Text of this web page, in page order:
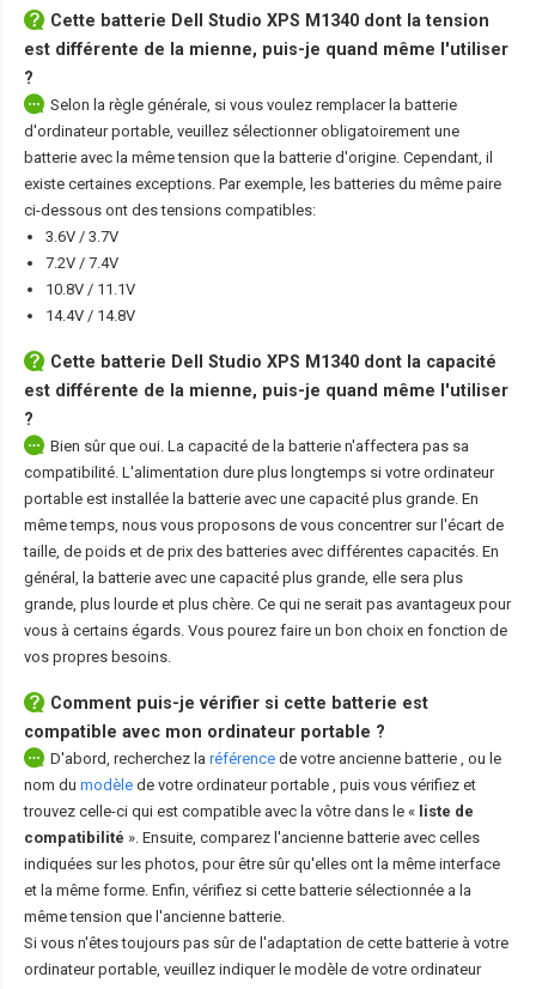
Cette batterie Dell Studio XPS M1340 dont la tension
est différente de la mienne, puis-je quand même l'utiliser
?
Selon la règle générale, si vous voulez remplacer la batterie
d'ordinateur portable, veuillez sélectionner obligatoirement une
batterie avec la même tension que la batterie d'origine. Cependant, il
existe certaines exceptions. Par exemple, les batteries du même paire
ci-dessous ont des tensions compatibles:
3.6V / 3.7V
7.2V / 7.4V
10.8V / 11.1V
14.4V / 14.8V
Cette batterie Dell Studio XPS M1340 dont la capacité
est différente de la mienne, puis-je quand même l'utiliser
?
Bien sûr que oui. La capacité de la batterie n'affectera pas sa
compatibilité. L'alimentation dure plus longtemps si votre ordinateur
portable est installée la batterie avec une capacité plus grande. En
même temps, nous vous proposons de vous concentrer sur l'écart de
taille, de poids et de prix des batteries avec différentes capacités. En
général, la batterie avec une capacité plus grande, elle sera plus
grande, plus lourde et plus chère. Ce qui ne serait pas avantageux pour
vous à certains égards. Vous pourez faire un bon choix en fonction de
vos propres besoins.
Comment puis-je vérifier si cette batterie est
compatible avec mon ordinateur portable ?
D'abord, recherchez la référence de votre ancienne batterie , ou le
nom du modèle de votre ordinateur portable , puis vous vérifiez et
trouvez celle-ci qui est compatible avec la vôtre dans le « liste de
compatibilité ». Ensuite, comparez l'ancienne batterie avec celles
indiquées sur les photos, pour être sûr qu'elles ont la même interface
et la même forme. Enfin, vérifiez si cette batterie sélectionnée a la
même tension que l'ancienne batterie.
Si vous n'êtes toujours pas sûr de l'adaptation de cette batterie à votre
ordinateur portable, veuillez indiquer le modèle de votre ordinateur